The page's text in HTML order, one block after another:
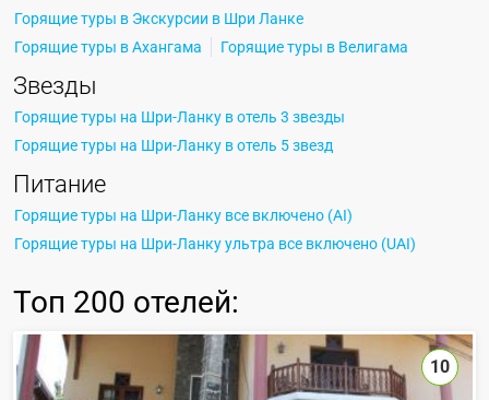
Горящие туры в Экскурсии в Шри Ланке
Горящие туры в Ахангама
Горящие туры в Велигама
Звезды
Горящие туры на Шри-Ланку в отель 3 звезды
Горящие туры на Шри-Ланку в отель 5 звезд
Питание
Горящие туры на Шри-Ланку все включено (AI)
Горящие туры на Шри-Ланку ультра все включено (UAI)
Топ 200 отелей:
10